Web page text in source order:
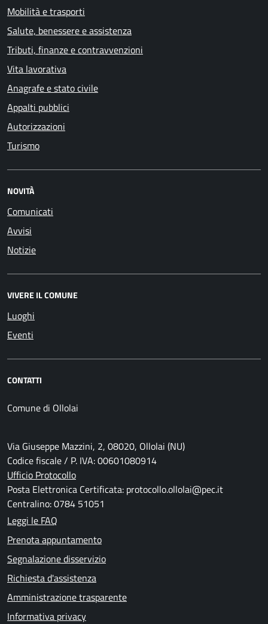
Mobilità e trasporti
Salute, benessere e assistenza
Tributi, finanze e contravvenzioni
Vita lavorativa
Anagrafe e stato civile
Appalti pubblici
Autorizzazioni
Turismo
NOVITÀ
Comunicati
Avvisi
Notizie
VIVERE IL COMUNE
Luoghi
Eventi
CONTATTI
Comune di Ollolai
Via Giuseppe Mazzini, 2, 08020, Ollolai (NU)
Codice fiscale / P. IVA: 00601080914
Ufficio Protocollo
Posta Elettronica Certificata: protocollo.ollolai@pec.it
Centralino: 0784 51051
Leggi le FAQ
Prenota appuntamento
Segnalazione disservizio
Richiesta d'assistenza
Amministrazione trasparente
Informativa privacy